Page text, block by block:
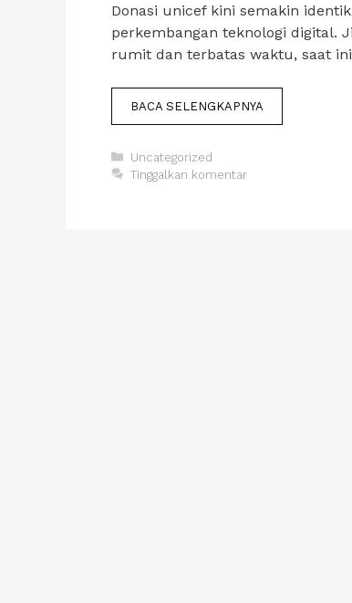
Donasi unicef kini semakin
perkembangan teknologi digital.
rumit dan terbatas waktu, saat
BACA SELENGKAPNYA
Kategori
Uncategorized
Tinggalkan komentar